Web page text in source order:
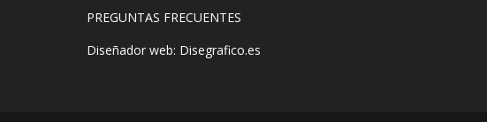
PREGUNTAS FRECUENTES
Diseñador web: Disegrafico.es